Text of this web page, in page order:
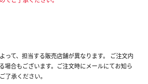
って、担当する販売店舗が異なります。 ご注文内
場合もございます。ご注文時にメールにてお知ら
了承ください。